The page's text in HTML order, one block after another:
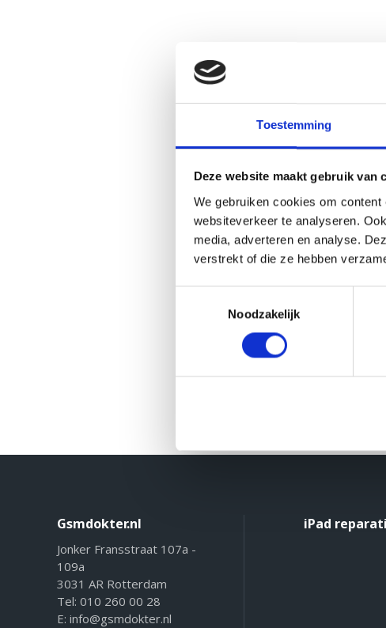
Toestemming
Deze website maakt gebruik van
We gebruiken cookies om
websiteverkeer te analyseren.
media, adverteren en analyse.
verstrekt of die ze hebben
Noodzakelijk
Gsmdokter.nl
Jonker Fransstraat 107a -
109a
3031 AR Rotterdam
Tel: 010 260 00 28
E: info@gsmdokter.nl
iPad